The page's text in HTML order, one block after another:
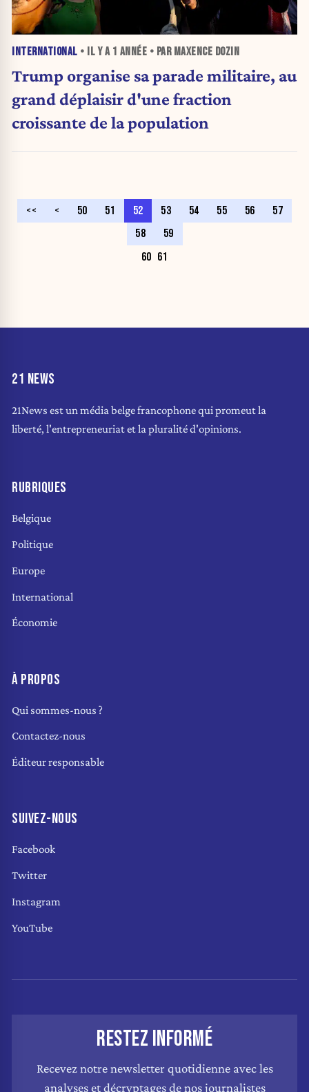
INTERNATIONAL • IL Y A 1 ANNÉE • PAR MAXENCE DOZIN
Trump organise sa parade militaire, au
grand déplaisir d'une fraction
croissante de la population
<< < 50 51 52 53 54 55 56
57
58
59
60 61
21 NEWS
21News est un média belge francophone qui promeut la
liberté, l'entrepreneuriat et la pluralité d'opinions.
RUBRIQUES
Belgique
Politique
Europe
International
Économie
À PROPOS
Qui sommes-nous ?
Contactez-nous
Éditeur responsable
SUIVEZ-NOUS
Facebook
Twitter
Instagram
YouTube
RESTEZ INFORMÉ
Recevez notre newsletter quotidienne avec les
analyses et décryptages de nos journalistes